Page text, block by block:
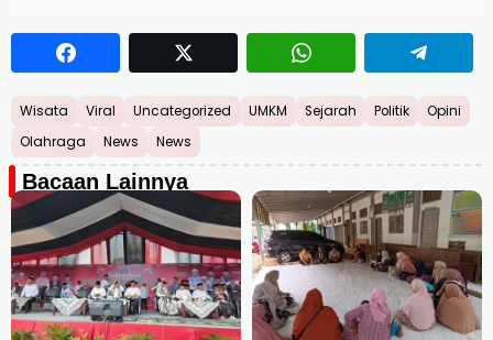
Wisata Viral Uncategorized UMKM Sejarah Politik
Opini
Olahraga
News News
Bacaan Lainnya